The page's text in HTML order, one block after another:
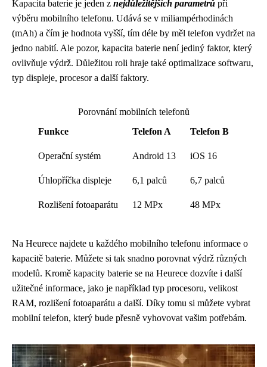
Kapacita baterie je jeden z nejdůležitějších parametrů při
výběru mobilního telefonu. Udává se v miliampérhodinách
(mAh) a čím je hodnota vyšší, tím déle by měl telefon vydržet na
jedno nabití. Ale pozor, kapacita baterie není jediný faktor, který
ovlivňuje výdrž. Důležitou roli hraje také optimalizace softwaru,
typ displeje, procesor a další faktory.
Porovnání mobilních telefonů
Funkce
Telefon A Telefon B
Operační systém Android 13 iOS 16
Úhlopříčka displeje 6,1 palců 6,7 palců
Rozlišení fotoaparátu 12 MPx 48 MPx
Na Heurece najdete u každého mobilního telefonu informace o
kapacitě baterie. Můžete si tak snadno porovnat výdrž různých
modelů. Kromě kapacity baterie se na Heurece dozvíte i další
užitečné informace, jako je například typ procesoru, velikost
RAM, rozlišení fotoaparátu a další. Díky tomu si můžete vybrat
mobilní telefon, který bude přesně vyhovovat vašim potřebám.